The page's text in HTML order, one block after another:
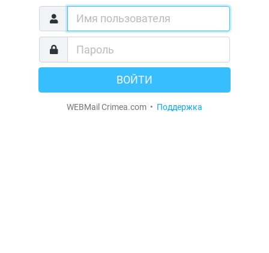
ВОЙТИ
WEBMail Crimea.com • Поддержка